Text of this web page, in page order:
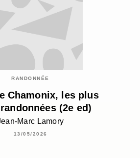
RANDONNÉE
Chamonix, les plus
(2e ed)
Marc Lamory
13/05/2026